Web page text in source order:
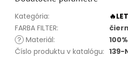
Kategória:
FARBA FILTER:
? Materiál:
Číslo produktu v katalógu: 139-